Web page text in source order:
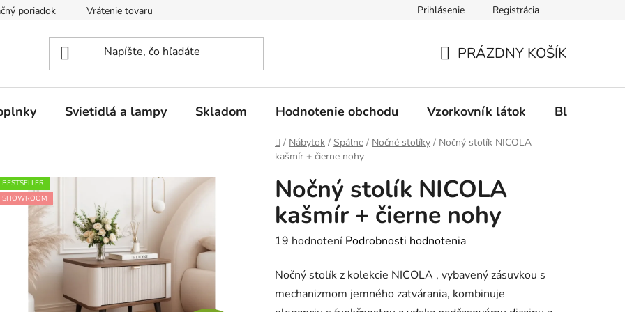
poriadok Vrátenie tovaru Ochrana osobných údajov Spôsob platby
Prihlásenie Registrácia
KOŠÍK
PRÁZDNY KOŠÍK
Svietidlá a lampy Skladom Hodnotenie obchodu Vzorkovník látok Blog
Domov
/ Nábytok / Spálne / Nočné stolíky / Nočný stolík NICOLA
kašmír + čierne nohy
Nočný stolík NICOLA
kašmír + čierne nohy
Priemerné
produktu
je
19 hodnotení Podrobnosti hodnotenia
Nočný stolík z kolekcie NICOLA , vybavený zásuvkou s
mechanizmom jemného zatvárania, kombinuje
BESTSELLER
SHOWROOM